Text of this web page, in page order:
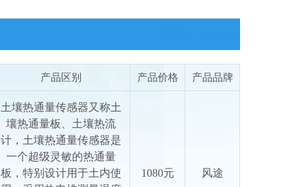
产品区别 产品价格 产品品牌
土壤热通量传感器又称土
壤热通量板、土壤热流
计，土壤热通量传感器是
一个超级灵敏的热通量
板，特别设计用于土内使
1080元 风途